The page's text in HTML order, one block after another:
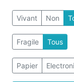
Vivant Non
Fragile Tous
Papier